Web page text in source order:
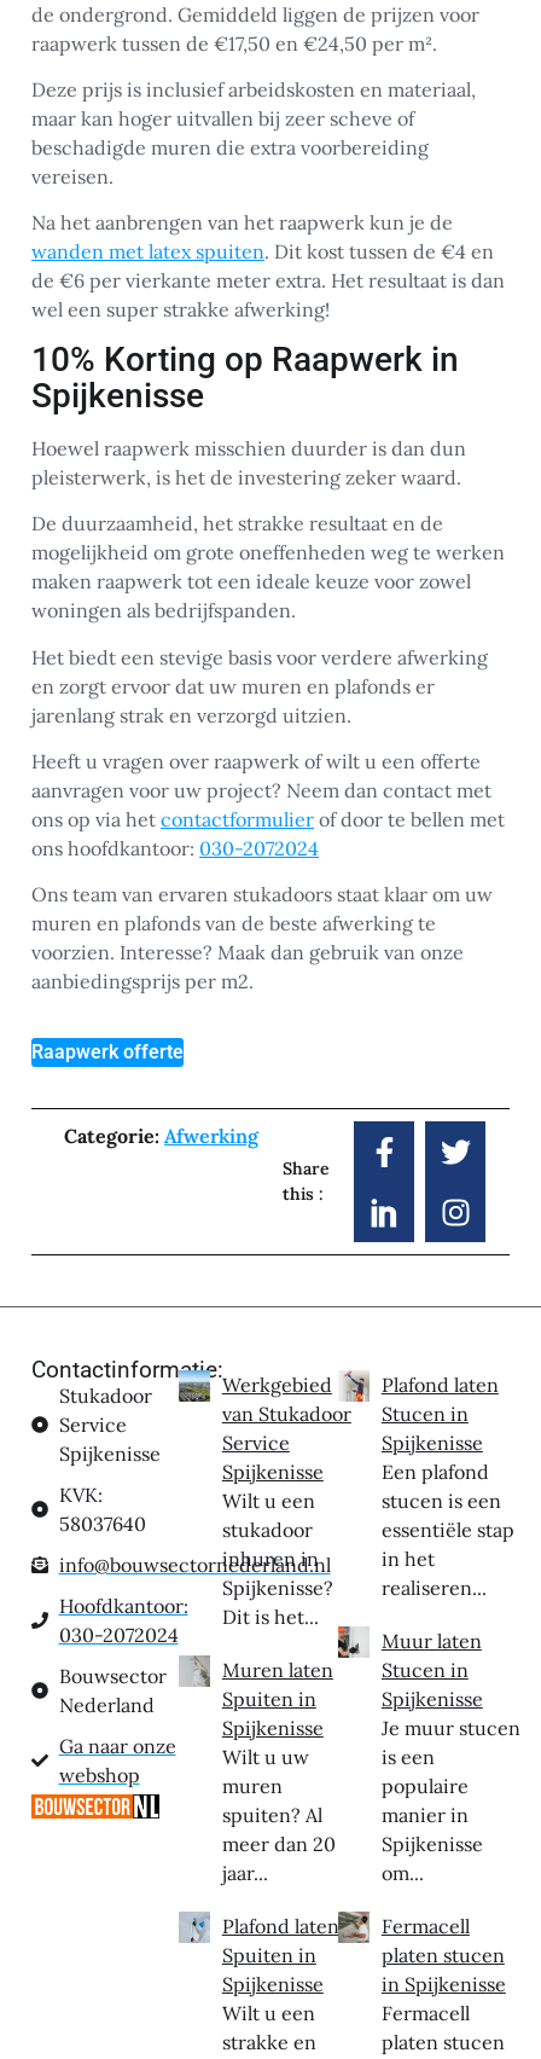
de ondergrond. Gemiddeld liggen de prijzen voor
raapwerk tussen de €17,50 en €24,50 per m².
Deze prijs is inclusief arbeidskosten en materiaal,
maar kan hoger uitvallen bij zeer scheve of
beschadigde muren die extra voorbereiding
vereisen.
Na het aanbrengen van het raapwerk kun je de
wanden met latex spuiten. Dit kost tussen de €4 en
de €6 per vierkante meter extra. Het resultaat is dan
wel een super strakke afwerking!
10% Korting op Raapwerk in
Spijkenisse
Hoewel raapwerk misschien duurder is dan dun
pleisterwerk, is het de investering zeker waard.
De duurzaamheid, het strakke resultaat en de
mogelijkheid om grote oneffenheden weg te werken
maken raapwerk tot een ideale keuze voor zowel
woningen als bedrijfspanden.
Het biedt een stevige basis voor verdere afwerking
en zorgt ervoor dat uw muren en plafonds er
jarenlang strak en verzorgd uitzien.
Heeft u vragen over raapwerk of wilt u een offerte
aanvragen voor uw project? Neem dan contact met
ons op via het contactformulier of door te bellen met
ons hoofdkantoor: 030-2072024
Ons team van ervaren stukadoors staat klaar om uw
muren en plafonds van de beste afwerking te
voorzien. Interesse? Maak dan gebruik van onze
aanbiedingsprijs per m2.
Raapwerk offerte
Categorie: Afwerking
Share
this :
Contactinformatie:
Stukadoor
Service
Spijkenisse
KVK:
58037640
info@bouwsectornederland.nl
Hoofdkantoor:
030-2072024
Bouwsector
Nederland
Ga naar onze
webshop
Werkgebied
van Stukadoor
Service
Spijkenisse
Wilt u een
stukadoor
inhuren in
Spijkenisse?
Dit is het...
Muren laten
Spuiten in
Spijkenisse
Wilt u uw
muren
spuiten? Al
meer dan 20
jaar...
Plafond laten
Spuiten in
Spijkenisse
Wilt u een
strakke en
Plafond laten
Stucen in
Spijkenisse
Een plafond
stucen is een
essentiële stap
in het
realiseren...
Muur laten
Stucen in
Spijkenisse
Je muur stucen
is een
populaire
manier in
Spijkenisse
om...
Fermacell
platen stucen
in Spijkenisse
Fermacell
platen stucen